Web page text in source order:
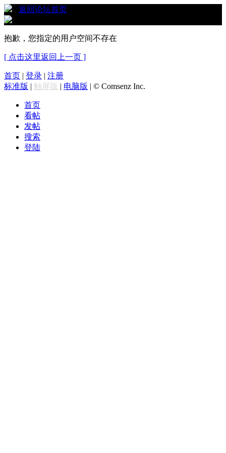
返回论坛首页
抱歉，您指定的用户空间不存在
[ 点击这里返回上一页 ]
首页 | 登录 | 注册
标准版 | 触屏版 | 电脑版 | © Comsenz Inc.
首页
看帖
发帖
搜索
登陆